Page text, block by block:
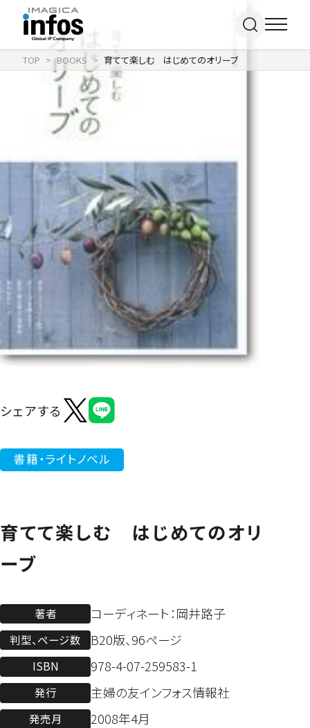
IP / MEDIA
出版事業
ライトアニメ事業
メディア事業
イベント事業／
配信事業
アパレル事業
COMPANY
会社情報 TOP
企業理念
会社概要
アクセス
RECRUIT
採用情報 TOP
新卒採用
アルバイト採用
よくあるご質問
ONLINE SHOP
TOP BOOKS 育てて楽しむ はじめてのオリーブ
シェアする
書籍・ライトノベル
育てて楽しむ はじめてのオリ
ーブ
著者 コーディネート：岡井路子
判型、ページ数 B20版、96ページ
ISBN 978-4-07-259583-1
発行 主婦の友インフォス情報社
発売月 2008年4月